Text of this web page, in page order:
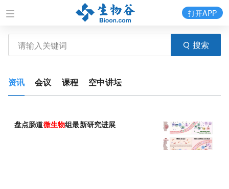
搜索
打开APP
资讯 会议 课程 空中讲坛
盘点肠道微生物组最新研究进展